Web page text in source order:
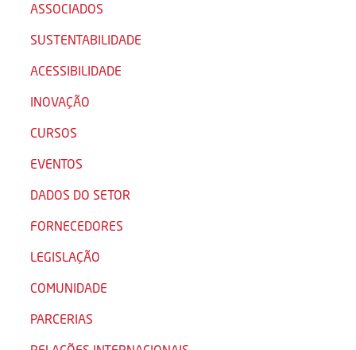
ASSOCIADOS
SUSTENTABILIDADE
ACESSIBILIDADE
INOVAÇÃO
CURSOS
EVENTOS
DADOS DO SETOR
FORNECEDORES
LEGISLAÇÃO
COMUNIDADE
PARCERIAS